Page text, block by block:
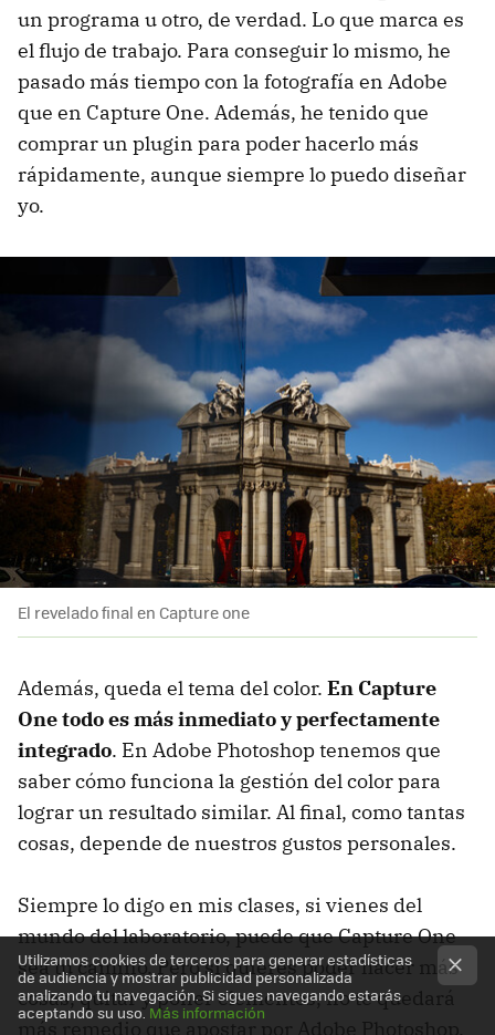
un programa u otro, de verdad. Lo que marca es
el flujo de trabajo. Para conseguir lo mismo, he
pasado más tiempo con la fotografía en Adobe
que en Capture One. Además, he tenido que
comprar un plugin para poder hacerlo más
rápidamente, aunque siempre lo puedo diseñar
yo.
El revelado final en Capture one
Además, queda el tema del color. En Capture
One todo es más inmediato y perfectamente
integrado. En Adobe Photoshop tenemos que
saber cómo funciona la gestión del color para
lograr un resultado similar. Al final, como tantas
cosas, depende de nuestros gustos personales.
Siempre lo digo en mis clases, si vienes del
mundo del laboratorio, puede que Capture One
sea tu camino. Pero si quieres poder hacer más
cosas, quitar y poner elementos, no te quedará
más remedio que apostar por Adobe Photoshop.
Utilizamos cookies de terceros para generar estadísticas
de audiencia y mostrar publicidad personalizada
analizando tu navegación. Si sigues navegando estarás
aceptando su uso.Más información